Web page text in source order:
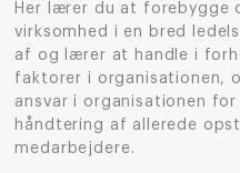
Her lærer du at forebygge
virksomhed i en bred
af og lærer at handle i
faktorer i organisationen,
ansvar i organisationen
håndtering af allerede
medarbejdere.